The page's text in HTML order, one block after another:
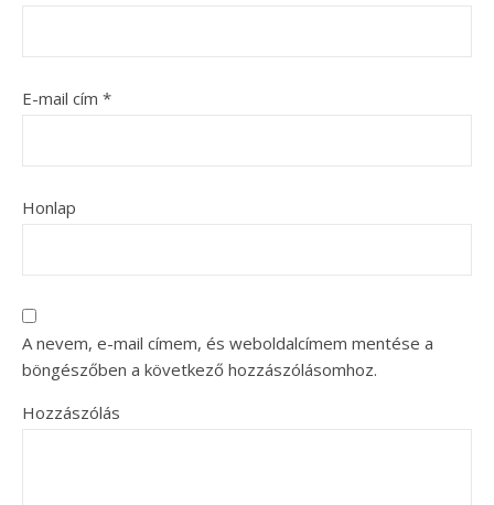
E-mail cím *
Honlap
A nevem, e-mail címem, és weboldalcímem mentése a
böngészőben a következő hozzászólásomhoz.
Hozzászólás